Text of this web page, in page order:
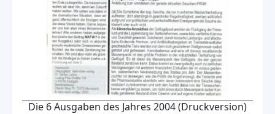
Die 6 Ausgaben des Jahres 2004 (Druckversion)